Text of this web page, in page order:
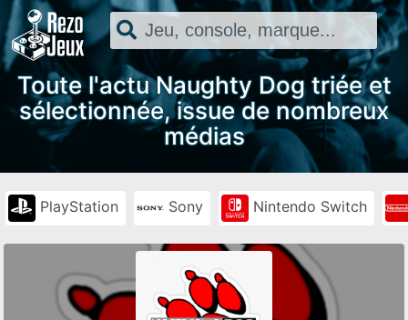
Toute l'actu Naughty Dog triée et
sélectionnée, issue de nombreux
médias
PlayStation Sony Nintendo Switch